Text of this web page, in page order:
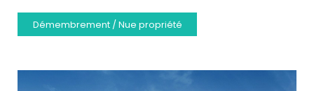
Démembrement / Nue propriété